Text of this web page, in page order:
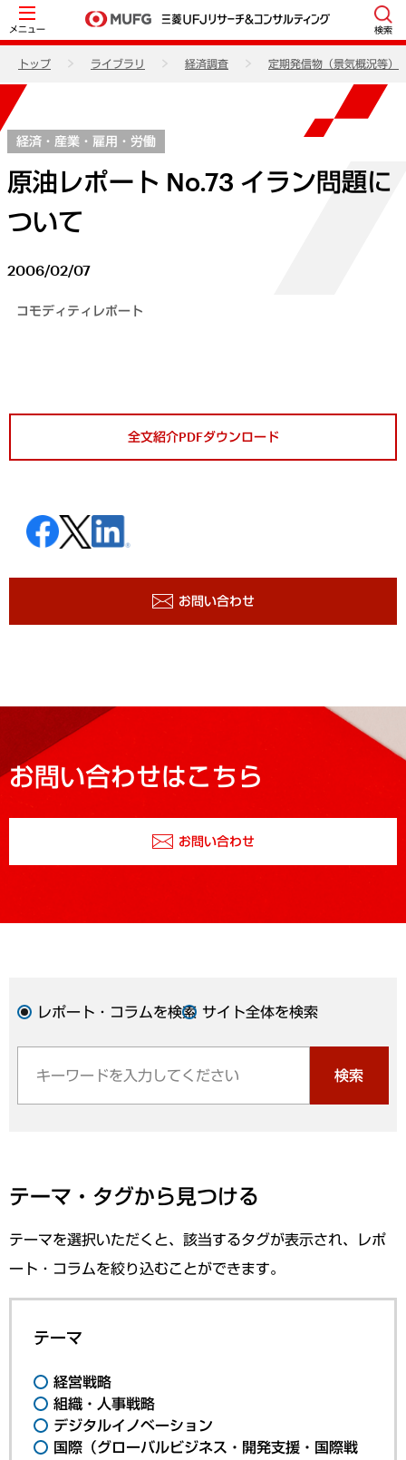
メニュー 検索
トップ ライブラリ 経済調査 定期発信物（景気概況等）
経済・産業・雇用・労働
原油レポート No.73 イラン問題に
ついて
2006/02/07
コモディティレポート
全文紹介PDFダウンロード
お問い合わせ
お問い合わせはこちら
お問い合わせ
レポート・コラムを検索 サイト全体を検索
検索
テーマ・タグから見つける
テーマを選択いただくと、該当するタグが表示され、レポ
ート・コラムを絞り込むことができます。
テーマ
経営戦略
組織・人事戦略
デジタルイノベーション
国際（グローバルビジネス・開発支援・国際戦